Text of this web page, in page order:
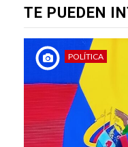
TE PUEDEN
POLÍTICA